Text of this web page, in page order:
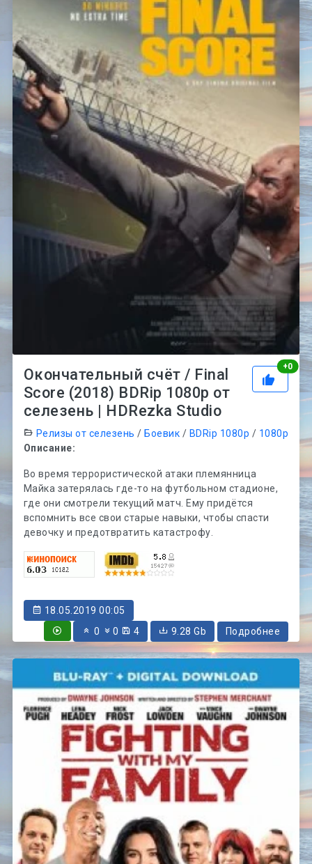
+0
Окончательный счёт / Final
Score (2018) BDRip 1080p от
селезень | HDRezka Studio
Релизы от селезень / Боевик / BDRip 1080p / 1080p
Описание:
Во время террористической атаки племянница
Майка затерялась где-то на футбольном стадионе,
где они смотрели текущий матч. Ему придётся
вспомнить все свои старые навыки, чтобы спасти
девочку и предотвратить катастрофу.
18.05.2019 00:05
0
0 4 9.28 Gb Подробнее